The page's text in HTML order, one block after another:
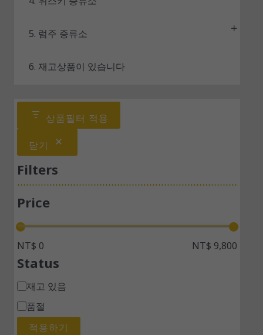
5. 럼주 증류소
6. 재고상품이 있습니다
상품필터 적용
닫기
Filters
Price
NT$ 0 NT$ 9,800
Status
재고 있음
품절
적용하기